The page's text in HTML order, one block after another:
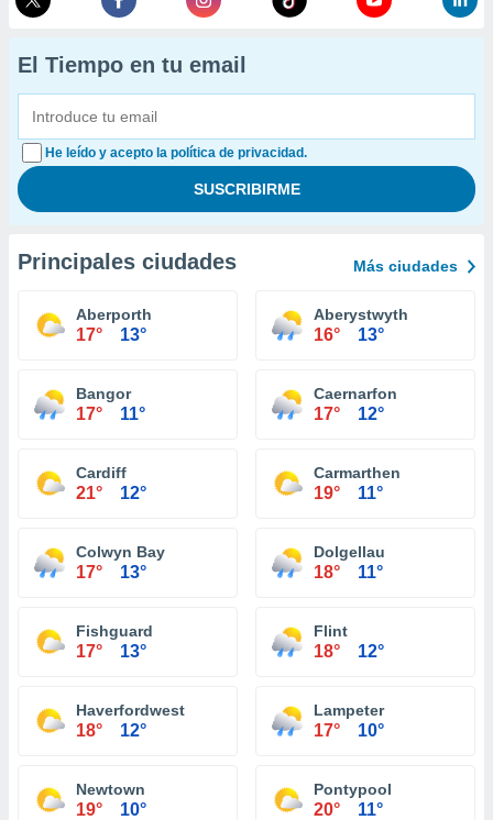
El Tiempo en tu email
He leído y acepto la política de privacidad.
Principales ciudades Más ciudades
Aberporth
17° 13°
Aberystwyth
16° 13°
Bangor
17° 11°
Caernarfon
17° 12°
Cardiff
21° 12°
Carmarthen
19° 11°
Colwyn Bay
17° 13°
Dolgellau
18° 11°
Fishguard
17° 13°
Flint
18° 12°
Haverfordwest
18° 12°
Lampeter
17° 10°
Newtown
19° 10°
Pontypool
20° 11°